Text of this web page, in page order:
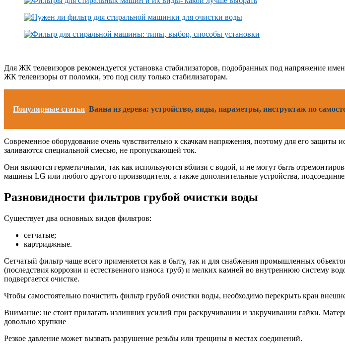
Для ЖК телевизоров рекомендуется установка стабилизаторов, подобранных под напряжение
ЖК телевизоры от поломки, это под силу только стабилизаторам.
Популярные статьи Ванна из дерева: устройство, виды, параметры, инструктаж по
Современное оборудование очень чувствительно к скачкам напряжения, поэтому для его защиты
заливаются специальной смесью, не пропускающей ток.
Они являются герметичными, так как используются вблизи с водой, и не могут быть
машины LG или любого другого производителя, а также дополнительные устройства,
Разновидности фильтров грубой очистки воды
Существует два основных видов фильтров:
сетчатые;
картриджные.
Сетчатый фильтр чаще всего применяется как в быту, так и для снабжения промышленных
(последствия коррозии и естественного износа труб) и мелких камней во внутреннюю систему
подвергается очистке.
Чтобы самостоятельно почистить фильтр грубой очистки воды, необходимо перекрыть кран
Внимание: не стоит прилагать излишних усилий при раскручивании и закручивании гайки.
довольно хрупкие
Резкое давление может вызвать разрушение резьбы или трещины в местах соединений.